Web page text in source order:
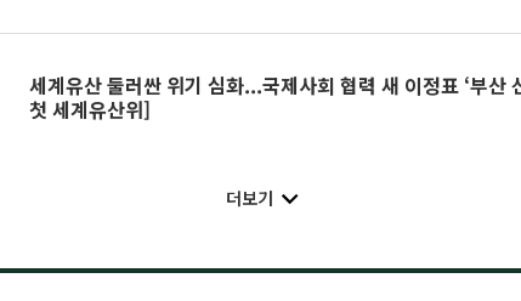
세계유산 둘러싼 위기 심화...국제사회 협력 새 이정표 ‘부산
첫 세계유산위]
더보기